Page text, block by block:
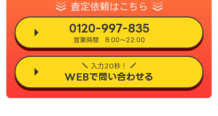
査定依頼はこちら
0120-997-835
営業時間 8:00～22:00
入力20秒！
WEBで問い合わせる